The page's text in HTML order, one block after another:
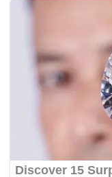
150 siswa Jawa
Karakter
Kadisdik pun
sarapan untuk
kantor.